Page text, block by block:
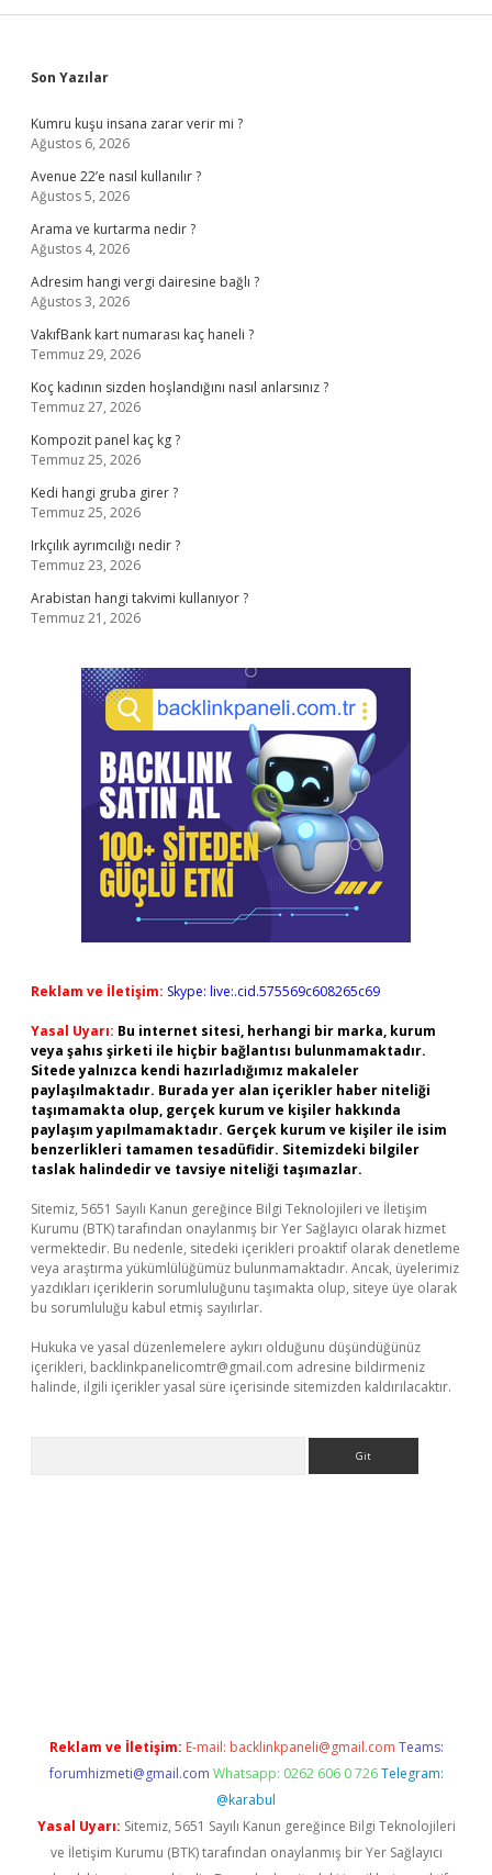
Sidebar
Son Yazılar
Kumru kuşu insana zarar verir mi ?
Ağustos 6, 2026
Avenue 22’e nasıl kullanılır ?
Ağustos 5, 2026
Arama ve kurtarma nedir ?
Ağustos 4, 2026
Adresim hangi vergi dairesine bağlı ?
Ağustos 3, 2026
VakıfBank kart numarası kaç haneli ?
Temmuz 29, 2026
Koç kadının sizden hoşlandığını nasıl anlarsınız ?
Temmuz 27, 2026
Kompozit panel kaç kg ?
Temmuz 25, 2026
Kedi hangi gruba girer ?
Temmuz 25, 2026
Irkçılık ayrımcılığı nedir ?
Temmuz 23, 2026
Arabistan hangi takvimi kullanıyor ?
Temmuz 21, 2026
Reklam ve İletişim: Skype: live:.cid.575569c608265c69
Yasal Uyarı: Bu internet sitesi, herhangi bir marka, kurum
veya şahıs şirketi ile hiçbir bağlantısı bulunmamaktadır.
Sitede yalnızca kendi hazırladığımız makaleler
paylaşılmaktadır. Burada yer alan içerikler haber niteliği
taşımamakta olup, gerçek kurum ve kişiler hakkında
paylaşım yapılmamaktadır. Gerçek kurum ve kişiler ile isim
benzerlikleri tamamen tesadüfidir. Sitemizdeki bilgiler
taslak halindedir ve tavsiye niteliği taşımazlar.
Sitemiz, 5651 Sayılı Kanun gereğince Bilgi Teknolojileri ve İletişim
Kurumu (BTK) tarafından onaylanmış bir Yer Sağlayıcı olarak hizmet
vermektedir. Bu nedenle, sitedeki içerikleri proaktif olarak denetleme
veya araştırma yükümlülüğümüz bulunmamaktadır. Ancak, üyelerimiz
yazdıkları içeriklerin sorumluluğunu taşımakta olup, siteye üye olarak
bu sorumluluğu kabul etmiş sayılırlar.
Hukuka ve yasal düzenlemelere aykırı olduğunu düşündüğünüz
içerikleri, backlinkpanelicomtr@gmail.com adresine bildirmeniz
halinde, ilgili içerikler yasal süre içerisinde sitemizden kaldırılacaktır.
Reklam ve İletişim: E-mail: backlinkpaneli@gmail.com Teams:
forumhizmeti@gmail.com Whatsapp: 0262 606 0 726 Telegram:
@karabul
Yasal Uyarı: Sitemiz, 5651 Sayılı Kanun gereğince Bilgi Teknolojileri
ve İletişim Kurumu (BTK) tarafından onaylanmış bir Yer Sağlayıcı